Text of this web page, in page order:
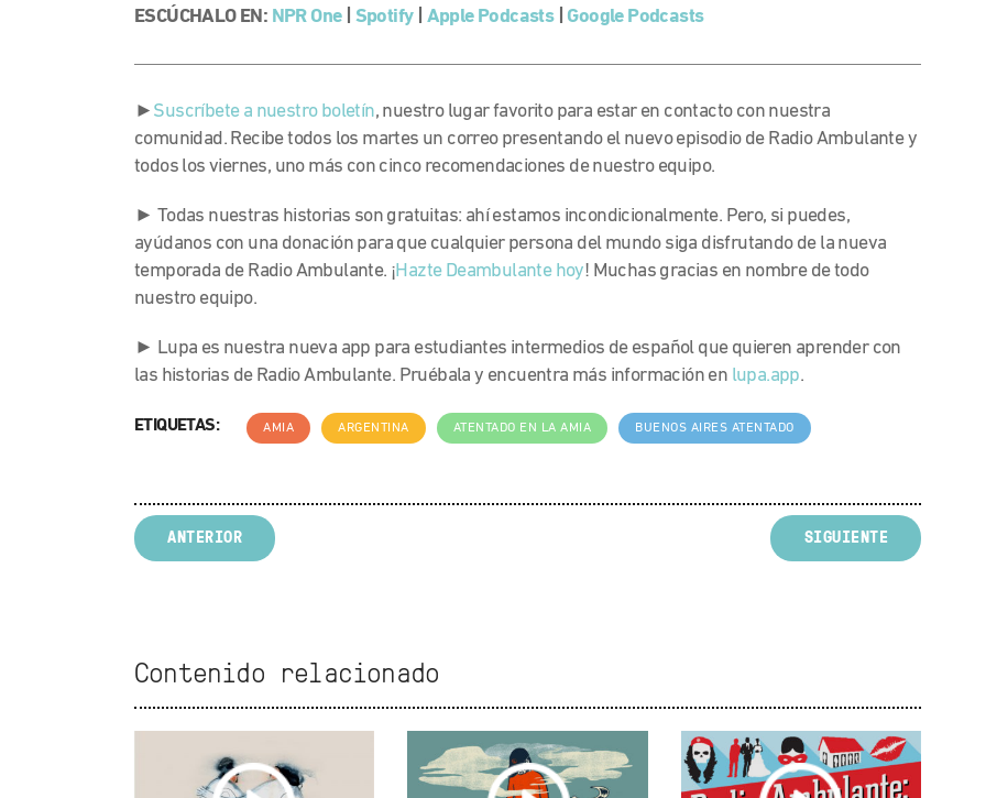
ESCÚCHALO EN: NPR One| Spotify| Apple Podcasts| Google Podcasts
► Suscríbete a nuestro boletín, nuestro lugar favorito para estar en contacto con nuestra
comunidad. Recibe todos los martes un correo presentando el nuevo episodio de Radio Ambulante y
todos los viernes, uno más con cinco recomendaciones de nuestro equipo.
► Todas nuestras historias son gratuitas: ahí estamos incondicionalmente. Pero, si puedes,
ayúdanos con una donación para que cualquier persona del mundo siga disfrutando de la nueva
temporada de Radio Ambulante. ¡Hazte Deambulante hoy! Muchas gracias en nombre de todo
nuestro equipo.
► Lupa es nuestra nueva app para estudiantes intermedios de español que quieren aprender con
las historias de Radio Ambulante. Pruébala y encuentra más información en lupa.app.
ETIQUETAS: AMIA ARGENTINA ATENTADO EN LA AMIA BUENOS AIRES ATENTADO
ANTERIOR SIGUIENTE
Contenido relacionado